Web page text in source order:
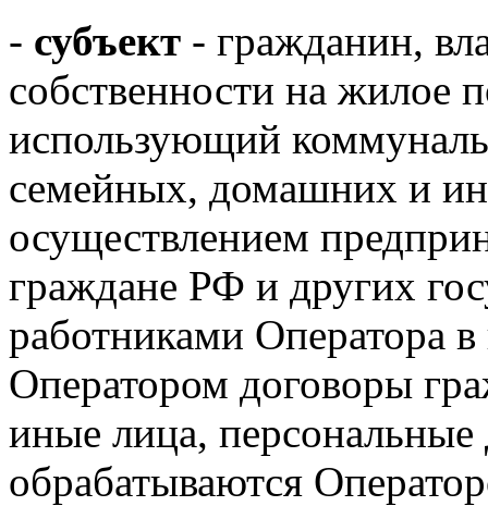
- субъект - гражданин,
собственности на жилое
использующий
семейных, домашних и
осуществлением
граждане РФ и других
работниками Оператора
Оператором договоры
иные лица,
обрабатываются